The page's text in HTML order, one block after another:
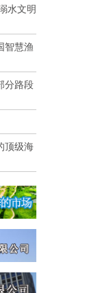
水文明
智慧渔
分路段
顶级海